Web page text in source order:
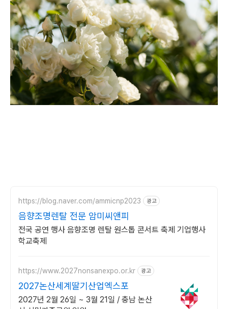
https://blog.naver.com/ammicnp2023 광고
음향조명렌탈 전문 암미씨앤피
전국 공연 행사 음향조명 렌탈 원스톱 콘서트 축제 기업행사
학교축제
https://www.2027nonsanexpo.or.kr 광고
2027논산세계딸기산업엑스포
2027년 2월 26일 ~ 3월 21일 / 충남 논산